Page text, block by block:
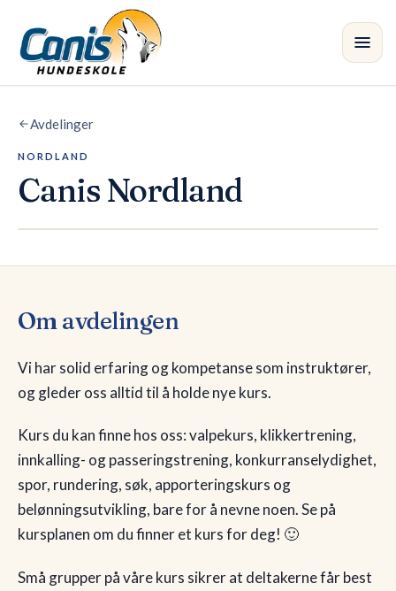
Skip to main content
Kurs
Avdelinger
Butikk
Blogg
🇳🇴NO
Avdelinger
NORDLAND
Canis Nordland
Om avdelingen
Vi har solid erfaring og kompetanse som instruktører,
og gleder oss alltid til å holde nye kurs.
Kurs du kan finne hos oss: valpekurs, klikkertrening,
innkalling- og passeringstrening, konkurranselydighet,
spor, rundering, søk, apporteringskurs og
belønningsutvikling, bare for å nevne noen. Se på
kursplanen om du finner et kurs for deg! 🙂
Små grupper på våre kurs sikrer at deltakerne får best